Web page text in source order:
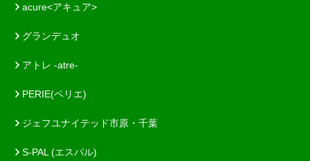
acure<アキュア>
グランデュオ
アトレ -atre-
PERIE(ペリエ)
ジェフユナイテッド市原・千葉
S-PAL (エスパル)